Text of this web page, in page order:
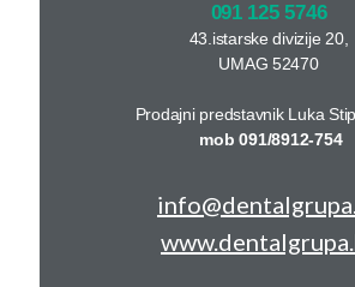
091 125 5746
43.istarske divizije 20,
UMAG 52470
Prodajni predstavnik Luka
mob 091/8912-754